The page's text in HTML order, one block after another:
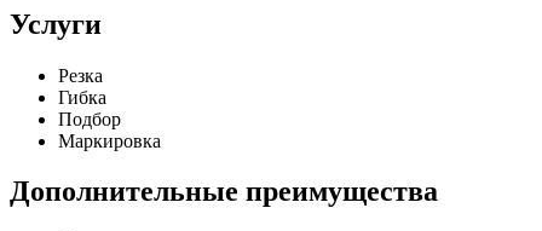
Услуги
Резка
Гибка
Подбор
Маркировка
Дополнительные преимущества